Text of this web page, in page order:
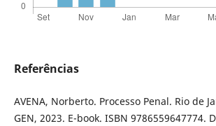
Referências
AVENA, Norberto. Processo Penal. Rio de
GEN, 2023. E-book. ISBN 9786559647774.